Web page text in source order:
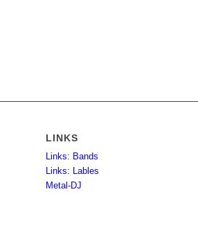
LINKS
Links: Bands
Links: Lables
Metal-DJ